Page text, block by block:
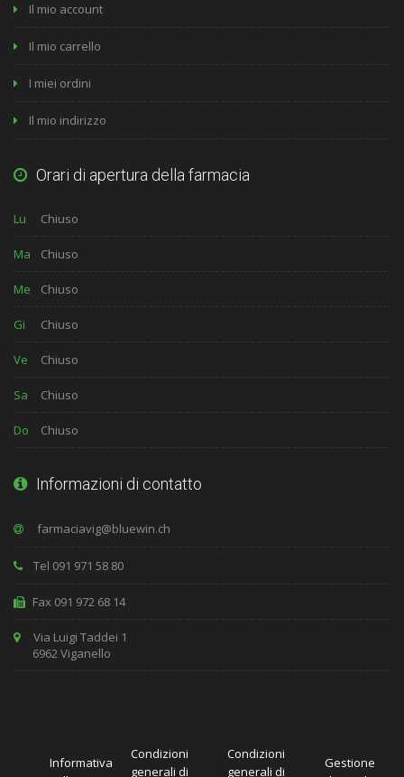
Il mio account
Il mio carrello
I miei ordini
Il mio indirizzo
Orari di apertura della farmacia
Lu Chiuso
Ma Chiuso
Me Chiuso
Gi Chiuso
Ve Chiuso
Sa Chiuso
Do Chiuso
Informazioni di contatto
Tel 091 971 58 80
Fax 091 972 68 14
Via Luigi Taddei 1
6962 Viganello
Informativa
Condizioni
generali di
Condizioni
generali di
Gestione